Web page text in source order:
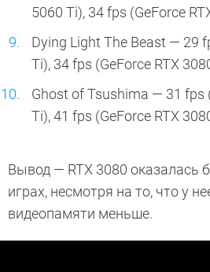
5060 Ti), 34 fps (GeForce
Dying Light The Beast — 29
Ti), 34 fps (GeForce RTX
Ghost of Tsushima — 31 fps
Ti), 41 fps (GeForce RTX
Вывод — RTX 3080 оказалась
играх, несмотря на то, что у
видеопамяти меньше.